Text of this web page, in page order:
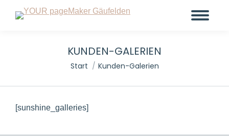
KUNDEN-GALERIEN
Sie befinden sich hier:
Start Kunden-Galerien
[sunshine_galleries]